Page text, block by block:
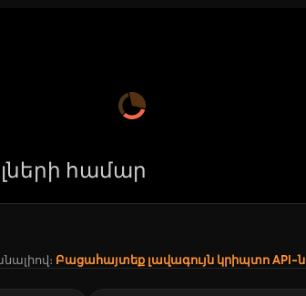
համար
Բացահայտեք լավագույն կրիպտո API-ն